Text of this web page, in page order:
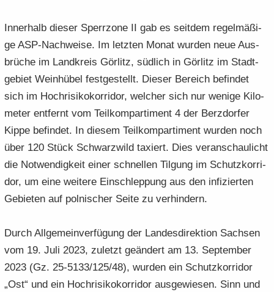
In­ner­halb die­ser Sperr­zo­ne II gab es seit­dem re­gel­mä­ßi­
ge ASP-​Nachweise. Im letz­ten Monat wur­den neue Aus­
brü­che im Land­kreis Gör­litz, süd­lich in Gör­litz im Stadt­
ge­biet Wein­hübel fest­ge­stellt. Die­ser Be­reich be­fin­det
sich im Hoch­ri­si­ko­kor­ri­dor, wel­cher sich nur we­ni­ge Ki­lo­
me­ter ent­fernt vom Teil­kom­par­ti­ment 4 der Berz­dor­fer
Kippe be­fin­det. In die­sem Teil­kom­par­ti­ment wur­den noch
über 120 Stück Schwarz­wild ta­xiert. Dies ver­an­schau­licht
die Not­wen­dig­keit einer schnel­len Til­gung im Schutz­kor­ri­
dor, um eine wei­te­re Ein­schlep­pung aus den in­fi­zier­ten
Ge­bie­ten auf pol­ni­scher Seite zu ver­hin­dern.
Durch All­ge­mein­ver­fü­gung der Lan­des­di­rek­ti­on Sach­sen
vom 19. Juli 2023, zu­letzt ge­än­dert am 13. Sep­tem­ber
2023 (Gz. 25-5133/125/48), wur­den ein Schutz­kor­ri­dor
„Ost“ und ein Hoch­ri­si­ko­kor­ri­dor aus­ge­wie­sen. Sinn und